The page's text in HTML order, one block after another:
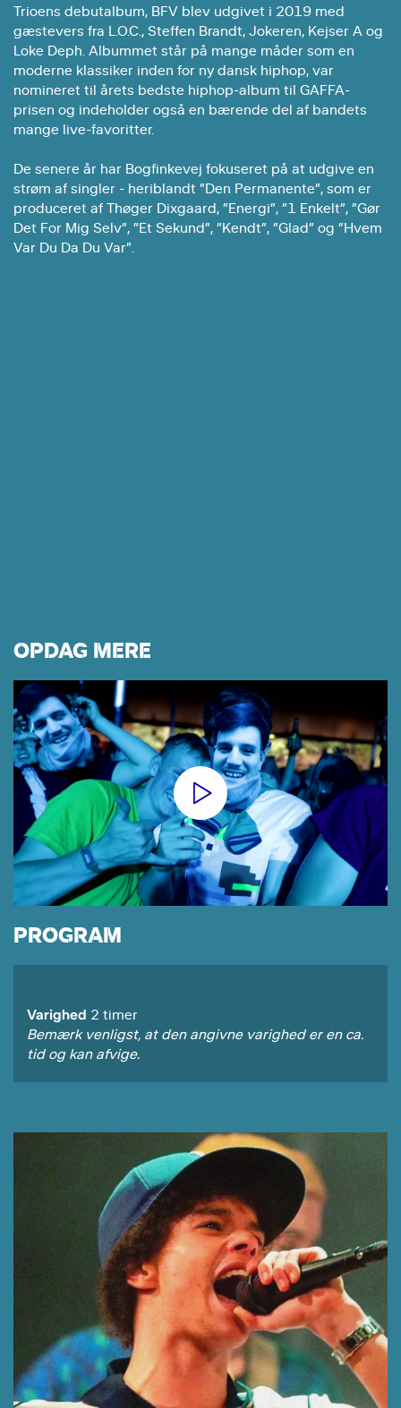
Trioens debutalbum, BFV blev udgivet i 2019 med
gæstevers fra L.O.C., Steffen Brandt, Jokeren, Kejser A og
Loke Deph. Albummet står på mange måder som en
moderne klassiker inden for ny dansk hiphop, var
nomineret til årets bedste hiphop-album til GAFFA-
prisen og indeholder også en bærende del af bandets
mange live-favoritter.
De senere år har Bogfinkevej fokuseret på at udgive en
strøm af singler - heriblandt ”Den Permanente”, som er
produceret af Thøger Dixgaard, ”Energi”, ”1 Enkelt”, ”Gør
Det For Mig Selv”, ”Et Sekund”, ”Kendt”, ”Glad” og ”Hvem
Var Du Da Du Var”.
OPDAG MERE
PROGRAM
Varighed 2 timer
Bemærk venligst, at den angivne varighed er en ca.
tid og kan afvige.